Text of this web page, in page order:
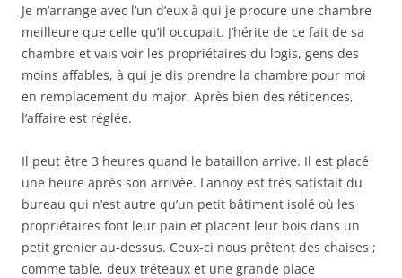
Je m’arrange avec l’un d’eux à qui je procure une chambre
meilleure que celle qu’il occupait. J’hérite de ce fait de sa
chambre et vais voir les propriétaires du logis, gens des
moins affables, à qui je dis prendre la chambre pour moi
en remplacement du major. Après bien des réticences,
l’affaire est réglée.
Il peut être 3 heures quand le bataillon arrive. Il est placé
une heure après son arrivée. Lannoy est très satisfait du
bureau qui n’est autre qu’un petit bâtiment isolé où les
propriétaires font leur pain et placent leur bois dans un
petit grenier au-dessus. Ceux-ci nous prêtent des chaises ;
comme table, deux tréteaux et une grande place